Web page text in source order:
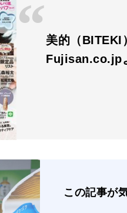
美的（BITEKI
Fujisan.co.jp
この記事が